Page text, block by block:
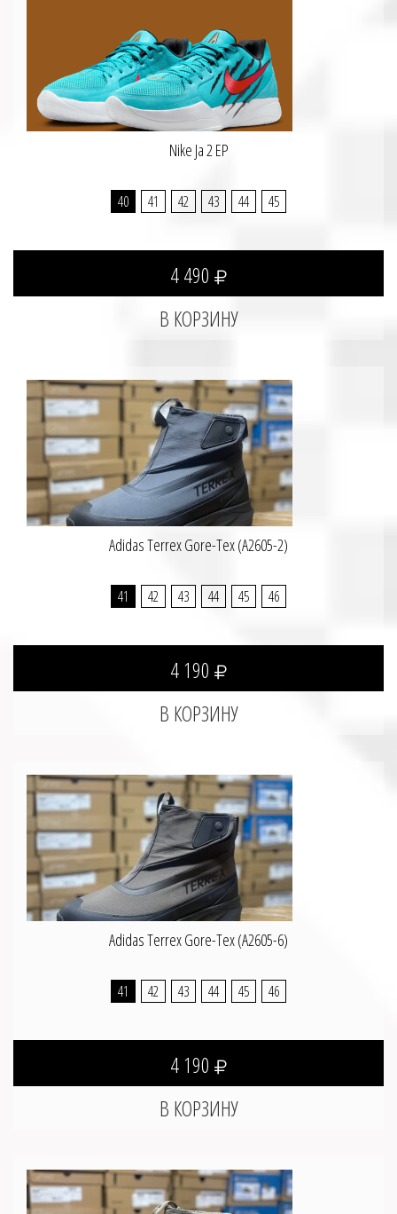
Nike Ja 2 EP
40 41 42 43 44 45
4 490
Adidas Terrex Gore-Tex (A2605-2)
41 42 43 44 45 46
4 190
Adidas Terrex Gore-Tex (A2605-6)
41 42 43 44 45 46
4 190